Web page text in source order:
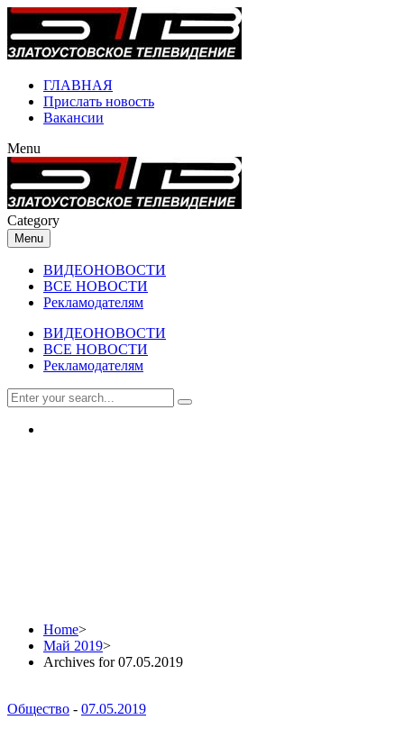
ГЛАВНАЯ
Прислать новость
Вакансии
Menu
Category
Menu
ВИДЕОНОВОСТИ
ВСЕ НОВОСТИ
Рекламодателям
ВИДЕОНОВОСТИ
ВСЕ НОВОСТИ
Рекламодателям
Home>
Май 2019>
Archives for 07.05.2019
Общество - 07.05.2019